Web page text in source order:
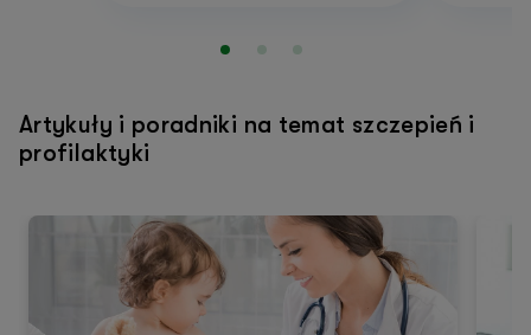
Artykuły i poradniki na temat szczepień i
profilaktyki